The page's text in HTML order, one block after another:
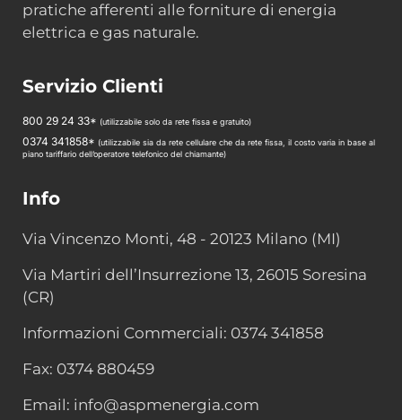
pratiche afferenti alle forniture di energia
elettrica e gas naturale.
Servizio Clienti
800 29 24 33* (utilizzabile solo da rete fissa e gratuito)
0374 341858* (utilizzabile sia da rete cellulare che da rete fissa, il costo varia in base al
piano tariffario dell’operatore telefonico del chiamante)
Info
Via Vincenzo Monti, 48 - 20123 Milano (MI)
Via Martiri dell’Insurrezione 13, 26015 Soresina
(CR)
Informazioni Commerciali: 0374 341858
Fax: 0374 880459
Email: info@aspmenergia.com